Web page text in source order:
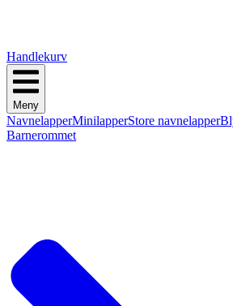
Handlekurv
Meny
NavnelapperMinilapperStore navnelapper
Barnerommet